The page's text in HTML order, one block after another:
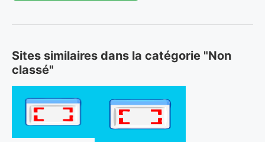
Sites similaires dans la catégorie "Non
classé"